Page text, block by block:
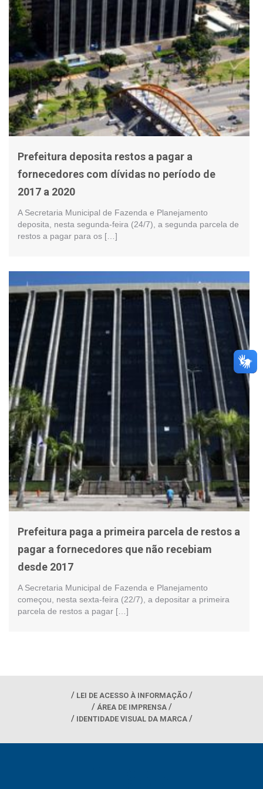
Prefeitura deposita restos a pagar a
fornecedores com dívidas no período de
2017 a 2020
A Secretaria Municipal de Fazenda e Planejamento
deposita, nesta segunda-feira (24/7), a segunda parcela de
restos a pagar para os […]
Prefeitura paga a primeira parcela de restos a
pagar a fornecedores que não recebiam
desde 2017
A Secretaria Municipal de Fazenda e Planejamento
começou, nesta sexta-feira (22/7), a depositar a primeira
parcela de restos a pagar […]
LEI DE ACESSO À INFORMAÇÃO
ÁREA DE IMPRENSA
IDENTIDADE VISUAL DA MARCA